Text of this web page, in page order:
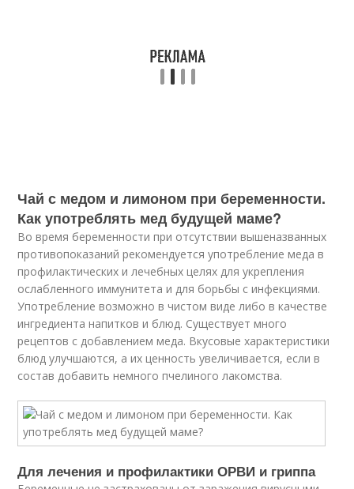
Чай с медом и лимоном при беременности.
Как употреблять мед будущей маме?
Во время беременности при отсутствии вышеназванных
противопоказаний рекомендуется употребление меда в
профилактических и лечебных целях для укрепления
ослабленного иммунитета и для борьбы с инфекциями.
Употребление возможно в чистом виде либо в качестве
ингредиента напитков и блюд. Существует много
рецептов с добавлением меда. Вкусовые характеристики
блюд улучшаются, а их ценность увеличивается, если в
состав добавить немного пчелиного лакомства.
Для лечения и профилактики ОРВИ и гриппа